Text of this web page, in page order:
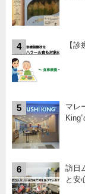
4 【
5
マレ
6
訪日
と安